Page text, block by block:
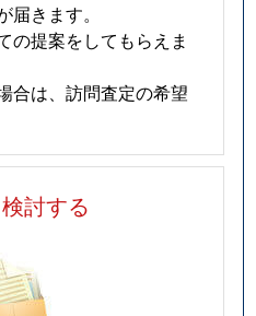
きます。
の提案をしてもらえま
合は、訪問査定の希望
討する